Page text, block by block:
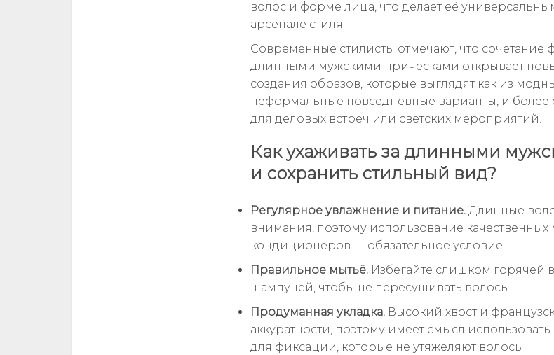
волос и форме лица, что делает её
арсенале стиля.
Современные стилисты отмечают, что сочетание
длинными мужскими прическами открывает
создания образов, которые выглядят как из
неформальные повседневные варианты, и более
для деловых встреч или светских мероприятий.
Как ухаживать за длинными
и сохранить стильный вид?
Регулярное увлажнение и питание. Длинные
внимания, поэтому использование качественных
кондиционеров — обязательное условие.
Правильное мытьё. Избегайте слишком горячей
шампуней, чтобы не пересушивать волосы.
Продуманная укладка. Высокий хвост и
аккуратности, поэтому имеет смысл
для фиксации, которые не утяжеляют волосы.